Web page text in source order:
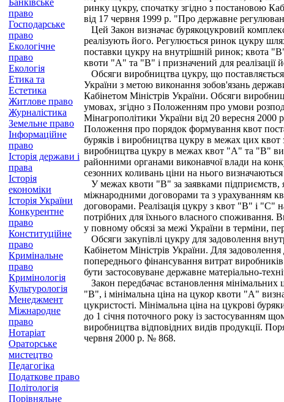
Банківське
право
Господарське
право
Екологічне
право
Екологія
Етика та
Естетика
Житлове право
Журналістика
Земельне право
Інформаційне
право
Історія держави і
права
Історія
економіки
Історія України
Конкурентне
право
Конституційне
право
Кримінальне
право
Кримінологія
Культурологія
Менеджмент
Міжнародне
право
Нотаріат
Ораторське
мистецтво
Педагогіка
Податкове право
Політологія
Порівняльне
ринку цукру, спочатку згідно з постановою
від 17 червня 1999 р. "Про державне
Цей Закон визначає бурякоцукровий
реалізують його. Регулюється ринок цукру
поставки цукру на внутрішній ринок; квота
квоти "А" та "В" і призначений для
Обсяги виробництва цукру, що
України з метою виконання зобов'язань
Кабінетом Міністрів України. Обсяги
умовах, згідно з Положенням про умови
Мінагрополітики України від 20 вересня
Положення про порядок формування квот
буряків і виробництва цукру в межах цих
виробництва цукру в межах квот "А" та "В"
районними органами виконавчої влади на
сезонних коливань ціни на нього визначаються
У межах квоти "В" за заявками підприємств,
міжнародними договорами та з урахуванням
договорами. Реалізація цукру з квот "В" і "С"
потрібних для їхнього власного споживання.
у повному обсязі за межі України в терміни,
Обсяги закупівлі цукру для задоволення
Кабінетом Міністрів України. Для
попереднього фінансування витрат
бути застосовуване державне матеріально-
Закон передбачає встановлення
"В", і мінімальна ціна на цукор квоти "А"
цукристості. Мінімальна ціна на цукрові
до 1 січня поточного року із застосуванням
виробництва відповідних видів продукції.
червня 2000 р. № 868.